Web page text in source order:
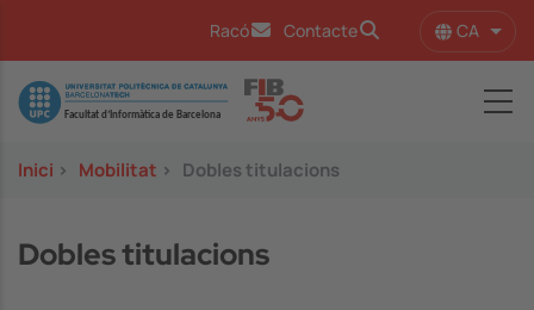
Racó Contacte CA
Image
Inici > Mobilitat > Dobles titulacions
Dobles titulacions